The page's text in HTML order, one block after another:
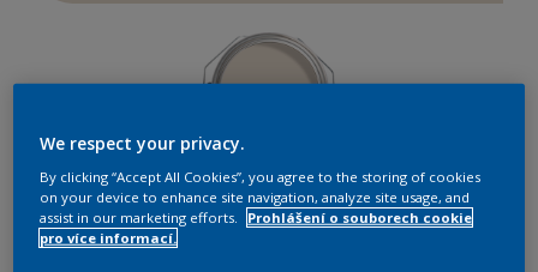
Najít výrobek v tomto odstínu
We respect your privacy.
By clicking “Accept All Cookies”, you agree to the storing of cookies
on your device to enhance site navigation, analyze site usage, and
assist in our marketing efforts.
Prohlášení o souborech cookie
pro více informací.